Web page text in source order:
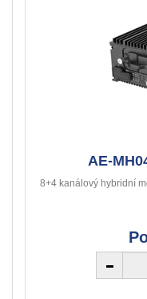
AE-
8+4 kanálový hybridní